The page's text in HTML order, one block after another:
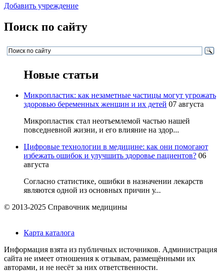
Добавить учреждение
Поиск по сайту
Новые статьи
Микропластик: как незаметные частицы могут угрожать
здоровью беременных женщин и их детей 07 августа
Микропластик стал неотъемлемой частью нашей
повседневной жизни, и его влияние на здор...
Цифровые технологии в медицине: как они помогают
избежать ошибок и улучшить здоровье пациентов? 06
августа
Согласно статистике, ошибки в назначении лекарств
являются одной из основных причин у...
© 2013-2025 Справочник медицины
Карта каталога
Информация взята из публичных источников. Администрация
сайта не имеет отношения к отзывам, размещёнными их
авторами, и не несёт за них ответственности.